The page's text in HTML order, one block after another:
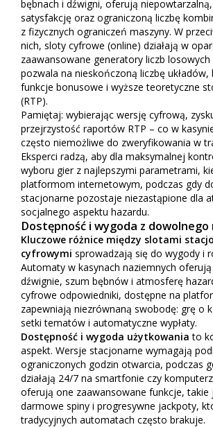
bębnach i dźwigni, oferują
satysfakcję oraz ograniczoną liczbę
z fizycznych ograniczeń maszyny. W
nich, sloty cyfrowe (online) działają w
zaawansowane generatory liczb losowych
pozwala na nieskończoną liczbę układów,
funkcje bonusowe i wyższe teoretyczne
(RTP).
Pamiętaj: wybierając wersję cyfrową,
przejrzystość raportów RTP – co w
często niemożliwe do zweryfikowania w
Eksperci radzą, aby dla maksymalnej
wyboru gier z najlepszymi parametrami,
platformom internetowym, podczas gdy
stacjonarne pozostaje niezastąpione dla
socjalnego aspektu hazardu.
Dostępność i wygoda z dowolnego
Kluczowe różnice między slotami
cyfrowymi sprowadzają się do wygody i
Automaty w kasynach naziemnych
dźwignie, szum bębnów i atmosferę
cyfrowe odpowiedniki, dostępne na
zapewniają niezrównaną swobodę: grę o
setki tematów i automatyczne wypłaty.
Dostępność i wygoda użytkowania to
aspekt. Wersje stacjonarne wymagają
ograniczonych godzin otwarcia, podczas
działają 24/7 na smartfonie czy
oferują one zaawansowane funkcje, takie
darmowe spiny i progresywne jackpoty,
tradycyjnych automatach często brakuje.